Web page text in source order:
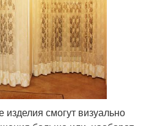
смогут визуально